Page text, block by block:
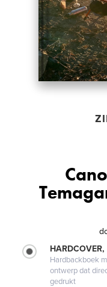
Hardbackboek
ontwerp dat
gedrukt